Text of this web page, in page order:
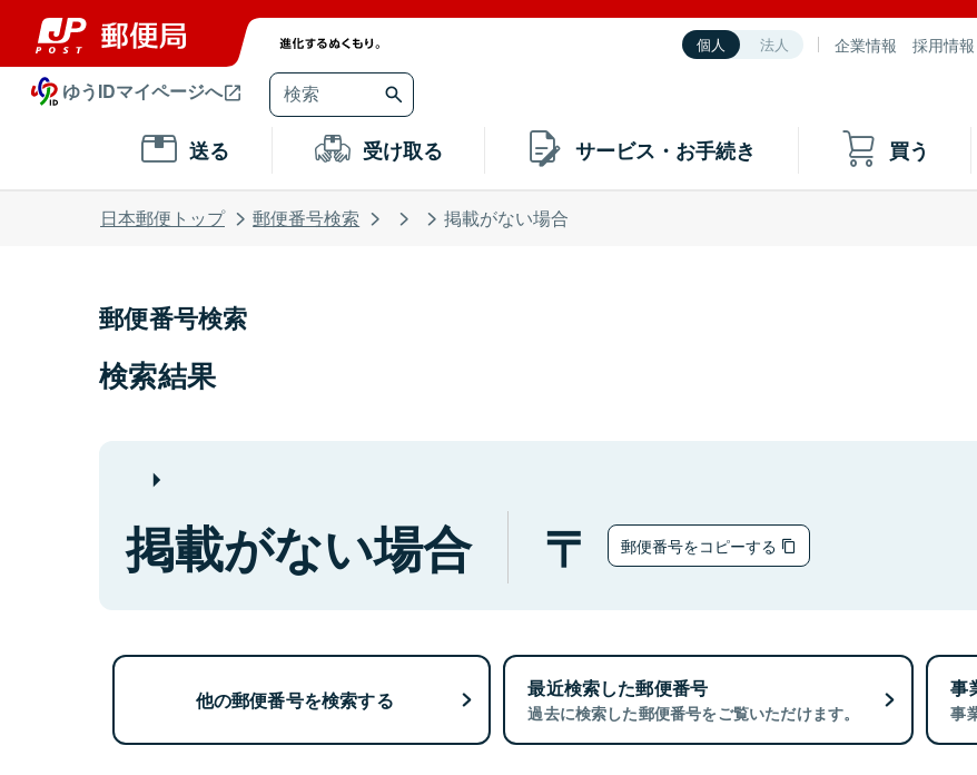
個人 法人 企業情報 採用情報
ゆうIDマイページへ
送る 受け取る サービス・お手続き 買う
日本郵便トップ 郵便番号検索 掲載がない場合
郵便番号検索
検索結果
掲載がない場合 郵便番号をコピーする
他の郵便番号を検索する 最近検索した郵便番号
過去に検索した郵便番号をご覧いただけます。
事
事